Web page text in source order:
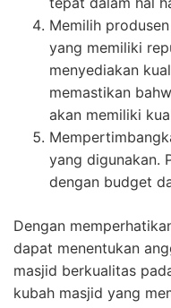
Memilih
yang memiliki
menyediakan
memastikan
akan memiliki
yang digunakan.
dengan budget
Dengan
dapat menentukan
masjid berkualitas
kubah masjid yang